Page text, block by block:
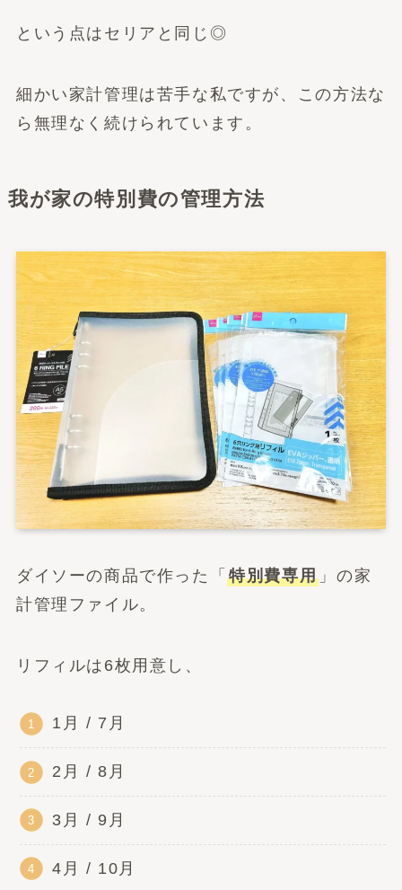
という点はセリアと同じ◎
細かい家計管理は苦手な私ですが、この方法な
ら無理なく続けられています。
我が家の特別費の管理方法
ダイソーの商品で作った「特別費専用 」の家
計管理ファイル。
リフィルは6枚用意し、
1月 / 7月
2月 / 8月
3月 / 9月
4月 / 10月